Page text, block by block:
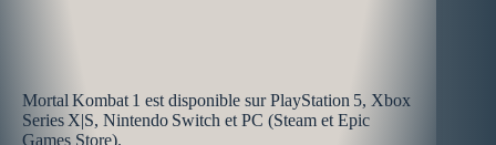
Mortal Kombat 1 est disponible sur PlayStation 5, Xbox
Series X|S, Nintendo Switch et PC (Steam et Epic
Games Store).